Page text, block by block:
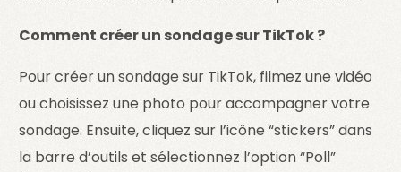
Comment créer un sondage sur TikTok ?
Pour créer un sondage sur TikTok, filmez une vidéo
ou choisissez une photo pour accompagner votre
sondage. Ensuite, cliquez sur l’icône “stickers” dans
la barre d’outils et sélectionnez l’option “Poll”